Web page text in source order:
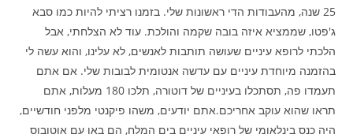
25 שנה, מהעבודות הדי ראשונות שלי. בזמנו רציתי להיות כמו סבא
ג'פטו, שממציא איזה בובה שקמה והולכת. עוד לא הצלחתי, אבל
הלכתי לרופא עיניים שעושה תותבות לאנשים, לא עלינו, והוא עשה לי
בהזמנה מיוחדת עיניים עם עדשה אנטומית לבובות שלי. אם אתם
תעמדו פה, תסתכלו בעיניים של דוטורה, תלכו 180 מעלות, אתם
תראו שהוא עוקב אחריכם.אתם יודעים, משהו פיקנטי מלפני חודשיים,
היה כנס בינלאומי של רופאי עיניים בים המלח, הם באו עם אוטובוס